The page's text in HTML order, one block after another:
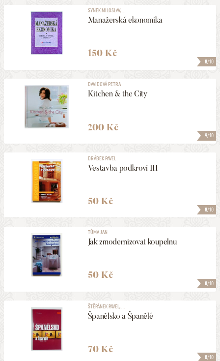
8/10
SYNEK MILOSLAV, ...
Manažerská ekonomika
150 Kč
9/10
DAVIDOVÁ PETRA
Kitchen & the City
200 Kč
8/10
DRÁBEK PAVEL
Vestavba podkroví III
50 Kč
8/10
TŮMA JAN
Jak zmodernizovat koupelnu
50 Kč
8/10
ŠTĚPÁNEK PAVEL, ...
Španělsko a Španělé
70 Kč